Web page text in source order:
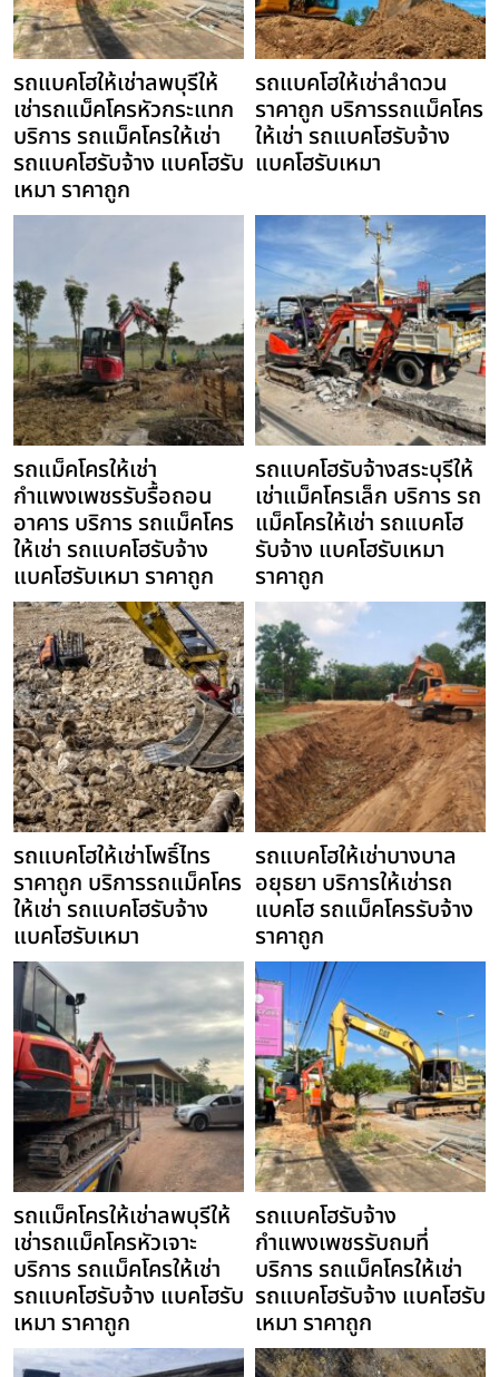
รถแบคโฮให้เช่าลพบุรีให้
เช่ารถแม็คโครหัวกระแทก
บริการ รถแม็คโครให้เช่า
รถแบคโฮรับจ้าง แบคโฮรับ
เหมา ราคาถูก
รถแบคโฮให้เช่าลำดวน
ราคาถูก บริการรถแม็คโคร
ให้เช่า รถแบคโฮรับจ้าง
แบคโฮรับเหมา
รถแม็คโครให้เช่า
กำแพงเพชรรับรื้อถอน
อาคาร บริการ รถแม็คโคร
ให้เช่า รถแบคโฮรับจ้าง
แบคโฮรับเหมา ราคาถูก
รถแบคโฮรับจ้างสระบุรีให้
เช่าแม็คโครเล็ก บริการ รถ
แม็คโครให้เช่า รถแบคโฮ
รับจ้าง แบคโฮรับเหมา
ราคาถูก
รถแบคโฮให้เช่าโพธิ์ไทร
ราคาถูก บริการรถแม็คโคร
ให้เช่า รถแบคโฮรับจ้าง
แบคโฮรับเหมา
รถแบคโฮให้เช่าบางบาล
อยุธยา บริการให้เช่ารถ
แบคโฮ รถแม็คโครรับจ้าง
ราคาถูก
รถแม็คโครให้เช่าลพบุรีให้
เช่ารถแม็คโครหัวเจาะ
บริการ รถแม็คโครให้เช่า
รถแบคโฮรับจ้าง แบคโฮรับ
เหมา ราคาถูก
รถแบคโฮรับจ้าง
กำแพงเพชรรับถมที่
บริการ รถแม็คโครให้เช่า
รถแบคโฮรับจ้าง แบคโฮรับ
เหมา ราคาถูก